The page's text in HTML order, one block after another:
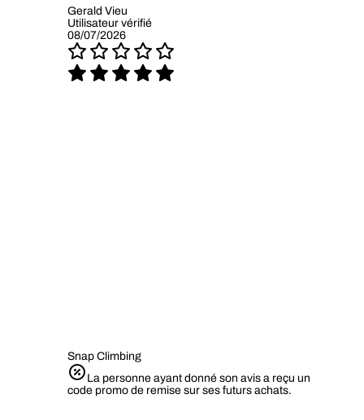
Gerald Vieu
Utilisateur vérifié
08/07/2026
Snap Climbing
La personne ayant donné son avis a reçu un
code promo de remise sur ses futurs achats.